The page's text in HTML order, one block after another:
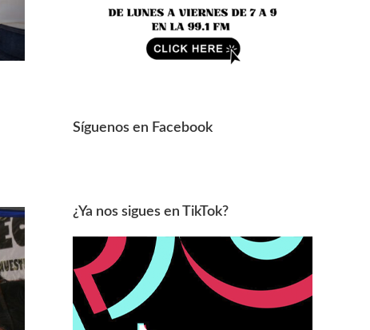
Síguenos en Facebook
¿Ya nos sigues en TikTok?